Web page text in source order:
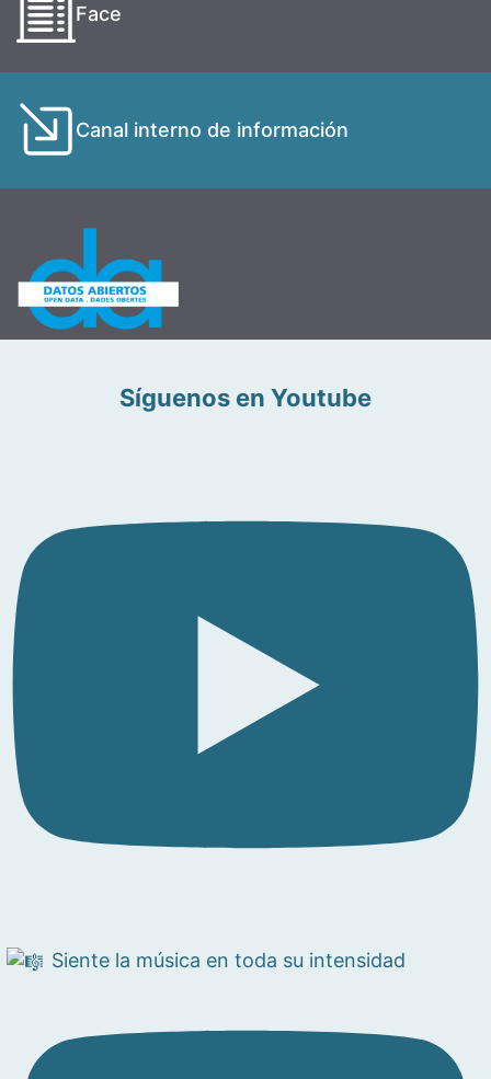
Face
Canal interno de información
Síguenos en Youtube
Siente la música en toda su intensidad